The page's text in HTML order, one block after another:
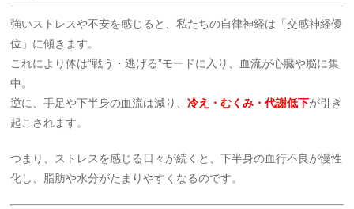
強いストレスや不安を感じると、私たちの自律神経は「交感神経優
位」に傾きます。
これにより体は“戦う・逃げる”モードに入り、血流が心臓や脳に集
中。
逆に、手足や下半身の血流は減り、冷え・むくみ・代謝低下が引き
起こされます。
つまり、ストレスを感じる日々が続くと、下半身の血行不良が慢性
化し、脂肪や水分がたまりやすくなるのです。